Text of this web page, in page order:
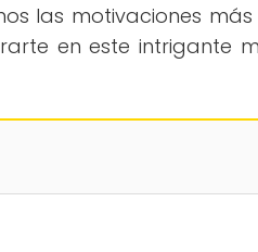
las motivaciones
en este intrigante